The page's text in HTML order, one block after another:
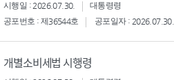
시행일 : 2026.07.30.
대통령령
공포번호 : 제36544호
공포일자 : 2026.07.30.
개별소비세법 시행령